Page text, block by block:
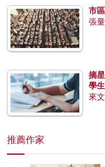
市
張
摘
學
來文
推薦作家